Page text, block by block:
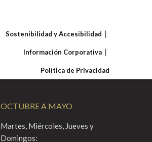
Sostenibilidad y Accesibilidad
Información Corporativa
Política de Privacidad
OCTUBRE A MAYO
Martes, Miércoles, Jueves y
Domingos: